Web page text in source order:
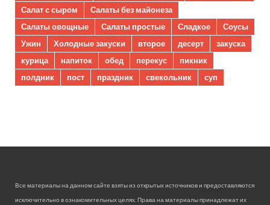
Салат с сыром
Салаты без майонеза
Салаты овощные
Салаты простые Сладкое
Соусы
Ужин
Холодные закуски второе десерт
закуска
курица
напиток обед перекус
пикник
полдник
пост праздник свекольник суп
Все материалы на данном сайте взяты из открытых источников и предоставляются
исключительно в ознакомительных целях. Права на материалы принадлежат их